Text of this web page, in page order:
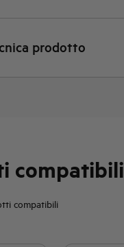
prodotto
compatibili
compatibili